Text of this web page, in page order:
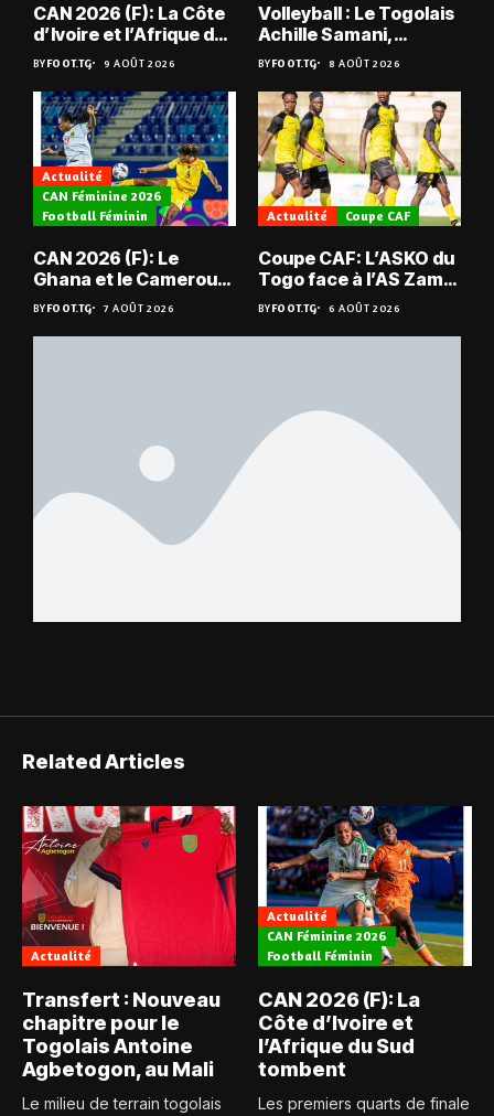
CAN 2026 (F): La Côte
d’Ivoire et l’Afrique du
Sud tombent
BYFOOT.TG 9 AOÛT 2026
Volleyball : Le Togolais
Achille Samani,
champion du Bénin !
BYFOOT.TG 8 AOÛT 2026
Actualité
CAN Féminine 2026
Football Féminin
CAN 2026 (F): Le
Ghana et le Cameroun
en quarts
BYFOOT.TG 7 AOÛT 2026
Actualité Coupe CAF
Coupe CAF: L’ASKO du
Togo face à l’AS Zam
du Niger
BYFOOT.TG 6 AOÛT 2026
Related Articles
Actualité
Transfert : Nouveau
chapitre pour le
Togolais Antoine
Agbetogon, au Mali
Le milieu de terrain togolais
Actualité
CAN Féminine 2026
Football Féminin
CAN 2026 (F): La
Côte d’Ivoire et
l’Afrique du Sud
tombent
Les premiers quarts de finale